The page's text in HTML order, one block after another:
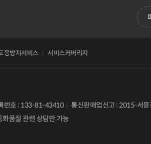
패
용방지서비스 서비스커버리지
번호 : 133-81-43410 통신판매업신고 : 2015-서
화품질 관련 상담만 가능